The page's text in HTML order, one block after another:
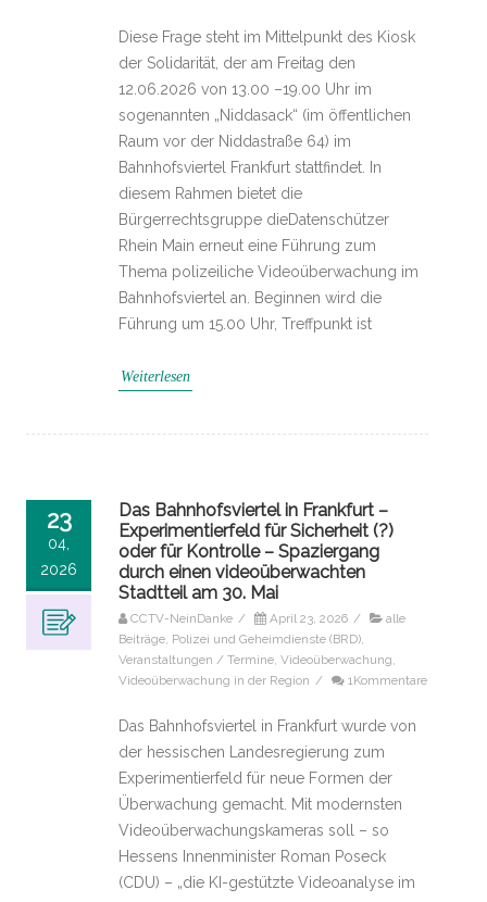
Diese Frage steht im Mittelpunkt des Kiosk
der Solidarität, der am Freitag den
12.06.2026 von 13.00 –19.00 Uhr im
sogenannten „Niddasack“ (im öffentlichen
Raum vor der Niddastraße 64) im
Bahnhofsviertel Frankfurt stattfindet. In
diesem Rahmen bietet die
Bürgerrechtsgruppe dieDatenschützer
Rhein Main erneut eine Führung zum
Thema polizeiliche Videoüberwachung im
Bahnhofsviertel an. Beginnen wird die
Führung um 15.00 Uhr, Treffpunkt ist
Weiterlesen
23
04,
2026
Das Bahnhofsviertel in Frankfurt –
Experimentierfeld für Sicherheit (?)
oder für Kontrolle – Spaziergang
durch einen videoüberwachten
Stadtteil am 30. Mai
CCTV-NeinDanke / April 23, 2026 /
alle
Beiträge, Polizei und Geheimdienste (BRD),
Veranstaltungen / Termine, Videoüberwachung,
Videoüberwachung in der Region / 1Kommentare
Das Bahnhofsviertel in Frankfurt wurde von
der hessischen Landesregierung zum
Experimentierfeld für neue Formen der
Überwachung gemacht. Mit modernsten
Videoüberwachungskameras soll – so
Hessens Innenminister Roman Poseck
(CDU) – „die KI-gestützte Videoanalyse im